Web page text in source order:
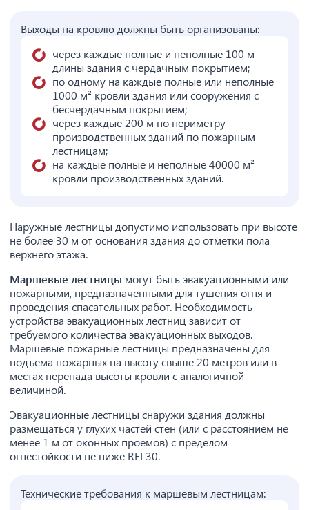
Выходы на кровлю должны быть организованы:
через каждые полные и неполные 100 м
длины здания с чердачным покрытием;
по одному на каждые полные или неполные
1000 м² кровли здания или сооружения с
бесчердачным покрытием;
через каждые 200 м по периметру
производственных зданий по пожарным
лестницам;
на каждые полные и неполные 40000 м²
кровли производственных зданий.
Наружные лестницы допустимо использовать при высоте
не более 30 м от основания здания до отметки пола
верхнего этажа.
Маршевые лестницы могут быть эвакуационными или
пожарными, предназначенными для тушения огня и
проведения спасательных работ. Необходимость
устройства эвакуационных лестниц зависит от
требуемого количества эвакуационных выходов.
Маршевые пожарные лестницы предназначены для
подъема пожарных на высоту свыше 20 метров или в
местах перепада высоты кровли с аналогичной
величиной.
Эвакуационные лестницы снаружи здания должны
размещаться у глухих частей стен (или с расстоянием не
менее 1 м от оконных проемов) с пределом
огнестойкости не ниже REI 30.
Технические требования к маршевым лестницам: